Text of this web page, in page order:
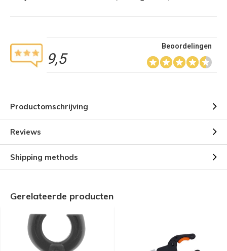
9,5
Beoordelingen
Productomschrijving
Reviews
Shipping methods
Gerelateerde producten